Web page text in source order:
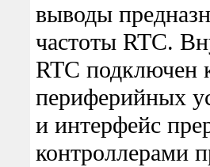
выводы
частоты RTC.
RTC подключен
периферийных
и интерфейс
контроллерами